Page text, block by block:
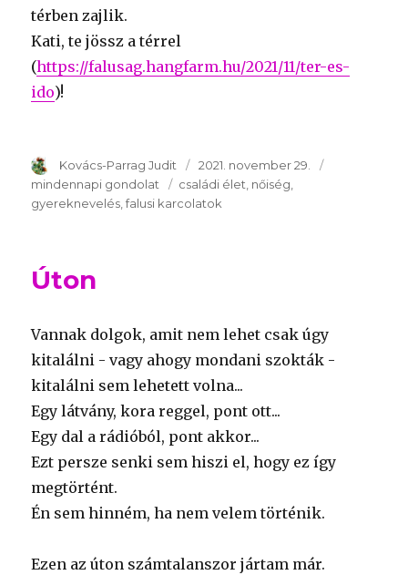
térben zajlik.
Kati, te jössz a térrel
(https://falusag.hangfarm.hu/2021/11/ter-es-
ido)!
Szerző
Kovács-Parrag Judit Publikálva
2021. november 29.
mindennapi gondolat
Kulcsszavak
családi élet nőiség
gyereknevelés falusi karcolatok
Úton
Vannak dolgok, amit nem lehet csak úgy
kitalálni - vagy ahogy mondani szokták -
kitalálni sem lehetett volna...
Egy látvány, kora reggel, pont ott...
Egy dal a rádióból, pont akkor...
Ezt persze senki sem hiszi el, hogy ez így
megtörtént.
Én sem hinném, ha nem velem történik.
Ezen az úton számtalanszor jártam már.